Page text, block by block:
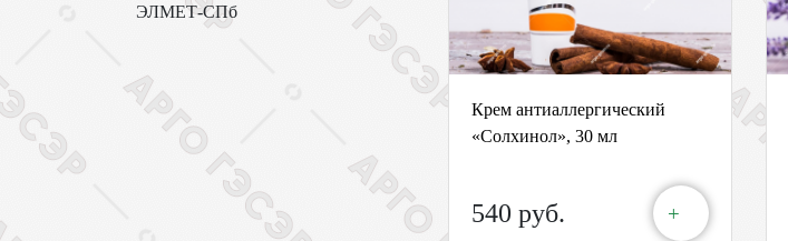
ЭЛМЕТ-СПб
Крем антиаллергический
«Солхинол», 30 мл
540 руб. +